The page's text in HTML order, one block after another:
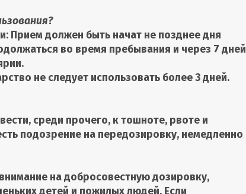
Прием должен быть начат не позднее дня
во время пребывания и через 7 дней
не следует использовать более 3 дней.
среди прочего, к тошноте, рвоте и
подозрение на передозировку, немедленно
на добросовестную дозировку,
детей и пожилых людей. Если